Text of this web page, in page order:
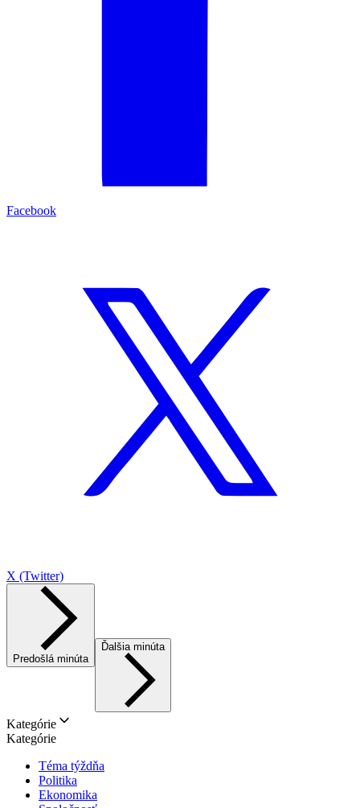
Facebook
X (Twitter)
Predošlá minúta
Ďalšia minúta
Kategórie
Kategórie
Téma týždňa
Politika
Ekonomika